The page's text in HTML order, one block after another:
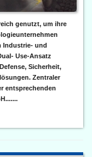
genutzt, um ihre
Industrie- und
Use-Ansatz
Sicherheit,
Zentraler
entsprechenden